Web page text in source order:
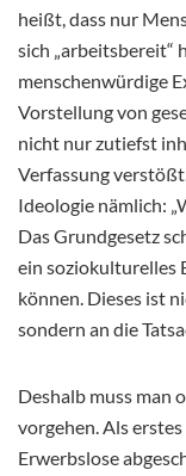
heißt, dass nur
sich „arbeitsbereit“
menschenwürdige
Vorstellung von
nicht nur zutiefst
Verfassung
Ideologie nämlich:
Das Grundgesetz
ein soziokulturelles
können. Dieses ist
sondern an die
Deshalb muss man
vorgehen. Als
Erwerbslose